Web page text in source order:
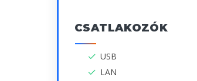
CSATLAKOZÓK
USB
LAN